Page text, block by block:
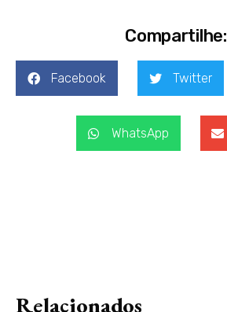
Compartilhe:
Facebook Twitter
WhatsApp
Relacionados